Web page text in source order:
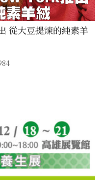
從大豆提煉的純素羊